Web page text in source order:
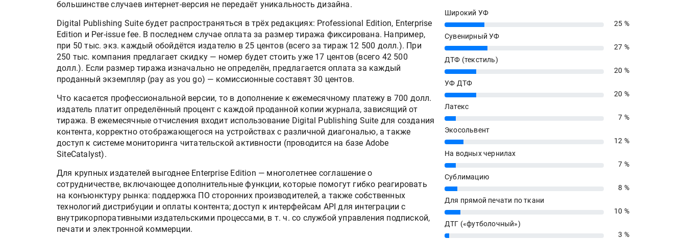
большинстве случаев интернет-версия не передаёт уникальность дизайна.
Digital Publishing Suite будет распространяться в трёх редакциях: Professional Edition, Enterprise
Edition и Per-issue fee. В последнем случае оплата за размер тиража фиксирована. Например,
при 50 тыс. экз. каждый обойдётся издателю в 25 центов (всего за тираж 12 500 долл.). При
250 тыс. компания предлагает скидку — номер будет стоить уже 17 центов (всего 42 500
долл.). Если размер тиража изначально не определён, предлагается оплата за каждый
проданный экземпляр (pay as you go) — комиссионные составят 30 центов.
Что касается профессиональной версии, то в дополнение к ежемесячному платежу в 700 долл.
издатель платит определённый процент с каждой проданной копии журнала, зависящий от
тиража. В ежемесячные отчисления входит использование Digital Publishing Suite для создания
контента, корректно отображающегося на устройствах с различной диагональю, а также
доступ к системе мониторинга читательской активности (проводится на базе Adobe
SiteCatalyst).
Для крупных издателей выгоднее Enterprise Edition — многолетнее соглашение о
сотрудничестве, включающее дополнительные функции, которые помогут гибко реагировать
на конъюнктуру рынка: поддержка ПО сторонних производителей, а также собственных
технологий дистрибуции и оплаты контента; доступ к интерфейсам API для интеграции с
внутрикорпоративными издательскими процессами, в т. ч. со службой управления подпиской,
печати и электронной коммерции.
Широкий УФ
25%
25 %
Сувенирный УФ
27%
27 %
ДТФ (текстиль)
20%
20 %
УФ ДТФ
20%
20 %
Латекс
7%
7 %
Экосольвент
12%
12 %
На водных чернилах
7%
7 %
Сублимацию
8%
8 %
Для прямой печати по ткани
10%
10 %
ДТГ («футболочный»)
3% 3 %